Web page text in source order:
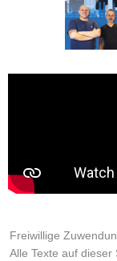
Freiwillige
Alle Texte auf